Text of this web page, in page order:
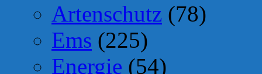
Artenschutz (78)
Ems (225)
Energie (54)